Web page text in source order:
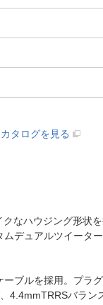
タログを見る
なハウジング形状
デュアルツイータ
ブルを採用。プラ
4.4mmTRRSバラ